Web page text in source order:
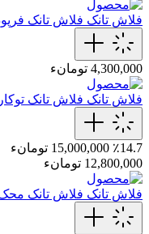
فلاش تانک فلاش تانک
4,300,000 تومانء
فلاش تانک فلاش تانک
٪14.7 15,000,000 تومانء
12,800,000 تومانء
فلاش تانک فلاش تانک محک